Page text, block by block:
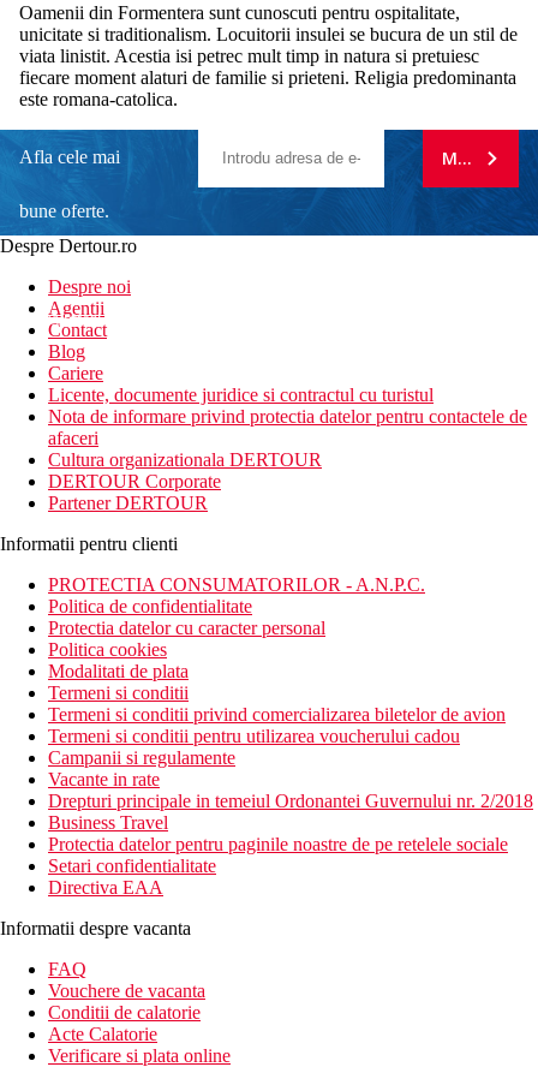
Oamenii din Formentera sunt cunoscuti pentru ospitalitate,
unicitate si traditionalism. Locuitorii insulei se bucura de un stil de
viata linistit. Acestia isi petrec mult timp in natura si pretuiesc
fiecare moment alaturi de familie si prieteni. Religia predominanta
este romana-catolica.
Afla cele mai
bune oferte.
newsletter!
MA
Despre Dertour.ro
Despre noi
Agentii
Contact
Blog
Cariere
Licente, documente juridice si contractul cu turistul
Nota de informare privind protectia datelor pentru contactele de
afaceri
Cultura organizationala DERTOUR
DERTOUR Corporate
Partener DERTOUR
Informatii pentru clienti
PROTECTIA CONSUMATORILOR - A.N.P.C.
Politica de confidentialitate
Protectia datelor cu caracter personal
Politica cookies
Modalitati de plata
Termeni si conditii
Termeni si conditii privind comercializarea biletelor de avion
Termeni si conditii pentru utilizarea voucherului cadou
Campanii si regulamente
Vacante in rate
Drepturi principale in temeiul Ordonantei Guvernului nr. 2/2018
Business Travel
Protectia datelor pentru paginile noastre de pe retelele sociale
Setari confidentialitate
Directiva EAA
Informatii despre vacanta
FAQ
Vouchere de vacanta
Conditii de calatorie
Acte Calatorie
Verificare si plata online